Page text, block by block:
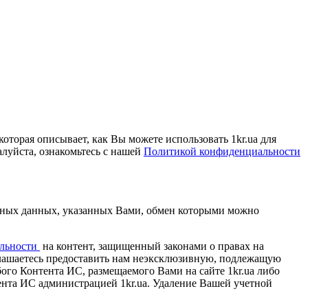
описывает, как Вы можете использовать 1kr.ua для
ознакомьтесь с нашей Политикой конфиденциальности
данных, указанных Вами, обмен которыми можно
на контент, защищенный законами о правах на
предоставить нам неэксклюзивную, подлежащую
Контента ИС, размещаемого Вами на сайте 1kr.ua либо
ИС администрацией 1kr.ua. Удаление Вашей учетной